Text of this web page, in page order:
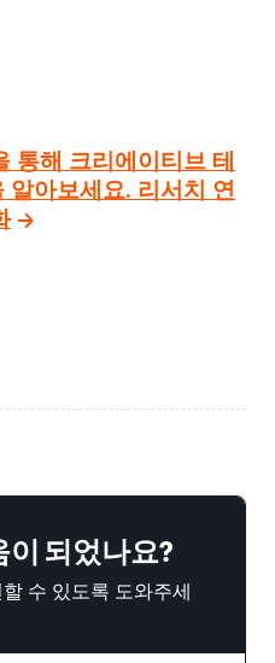
통해 크리에이티브 테
아보세요. 리서치 연
이 되었나요?
수 있도록 도와주세